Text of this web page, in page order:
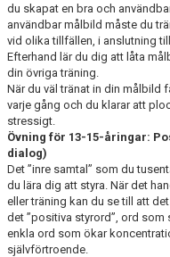
du skapat en bra och
användbar målbild måste du
vid olika tillfällen, i anslutning
Efterhand lär du dig att låta
din övriga träning.
När du väl tränat in din målbild
varje gång och du klarar att
stressigt.
Övning för 13-15-åringar:
dialog)
Det ”inre samtal” som du
du lära dig att styra. När det
eller träning kan du se till att
det ”positiva styrord”, ord
enkla ord som ökar
självförtroende.